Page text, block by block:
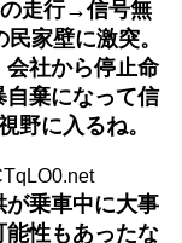
の走行→信号無
家壁に激突。
会社から停止命
棄になって信
野に入るね。
が乗車中に大事
性もあったな